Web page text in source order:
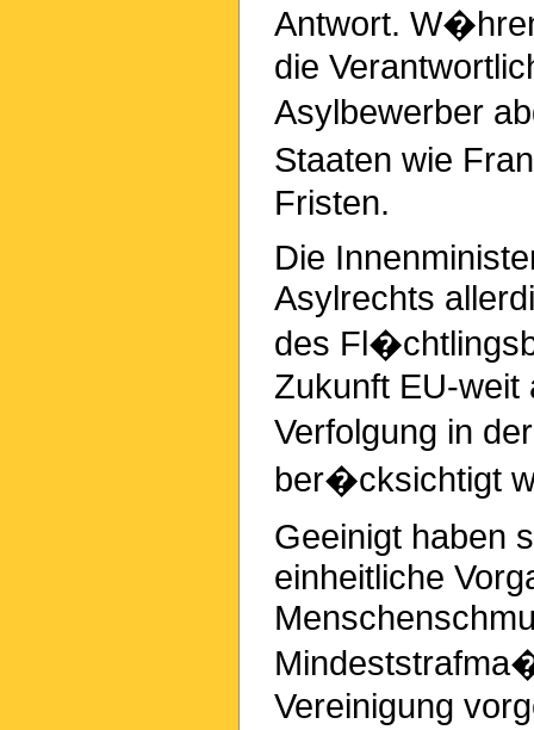
Antwort.
die
Asylbewerber
Staaten wie
Fristen.
Die
Asylrechts
des
Zukunft EU-weit
Verfolgung in
ber�cksichtigt
Geeinigt haben
einheitliche
Vereinigung